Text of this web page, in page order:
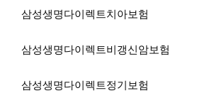
삼성생명다이렉트치아보험
삼성생명다이렉트비갱신암보험
삼성생명다이렉트정기보험